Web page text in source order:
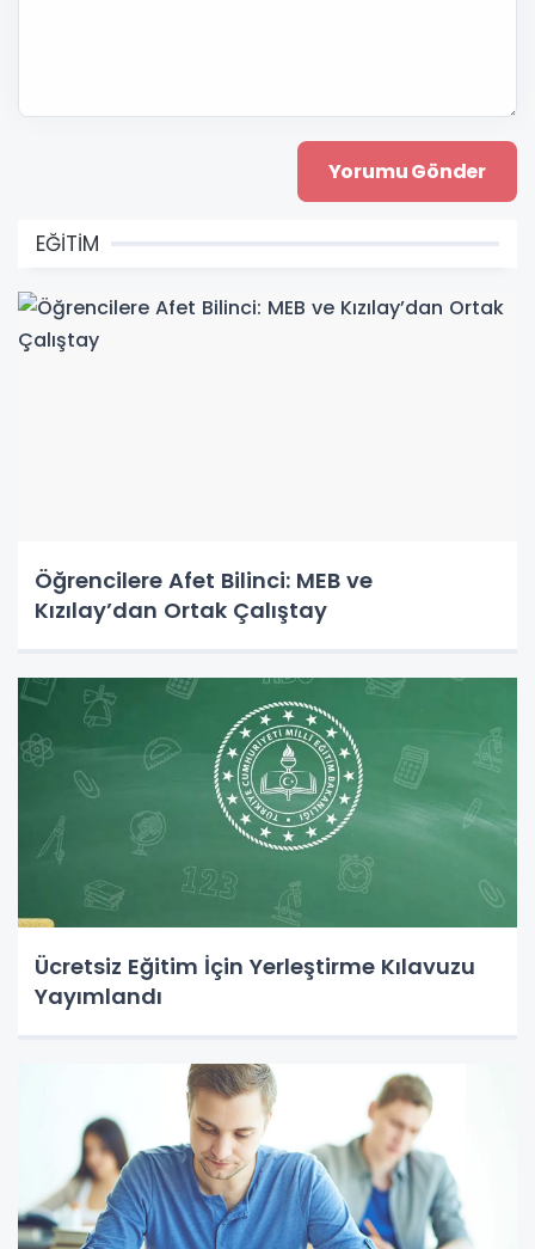
EĞİTİM
Öğrencilere Afet Bilinci: MEB ve
Kızılay’dan Ortak Çalıştay
Ücretsiz Eğitim İçin Yerleştirme Kılavuzu
Yayımlandı